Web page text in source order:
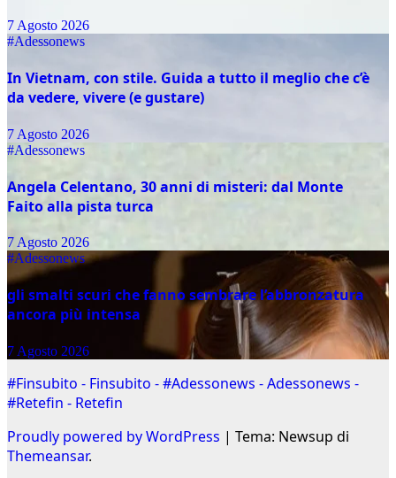
7 Agosto 2026
#Adessonews
In Vietnam, con stile. Guida a tutto il meglio che c’è
da vedere, vivere (e gustare)
7 Agosto 2026
#Adessonews
Angela Celentano, 30 anni di misteri: dal Monte
Faito alla pista turca
7 Agosto 2026
#Adessonews
gli smalti scuri che fanno sembrare l’abbronzatura
ancora più intensa
7 Agosto 2026
#Finsubito - Finsubito - #Adessonews - Adessonews -
#Retefin - Retefin
Proudly powered by WordPress | Tema: Newsup di
Themeansar.